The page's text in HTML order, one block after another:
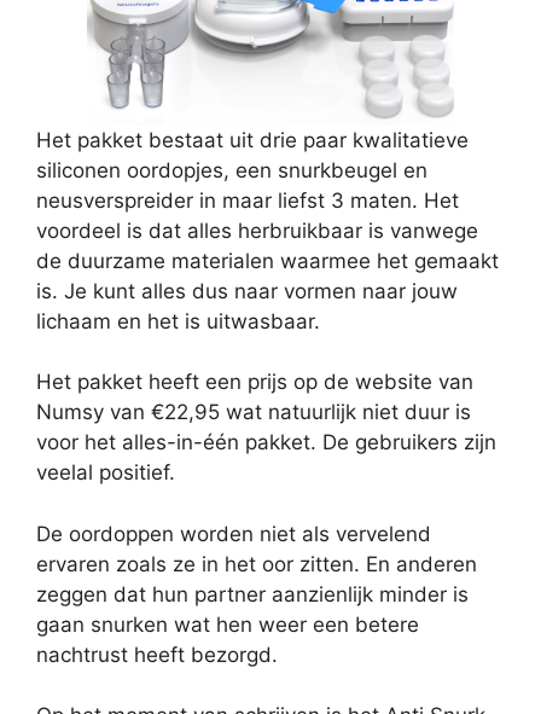
Het pakket bestaat uit drie paar kwalitatieve
siliconen oordopjes, een snurkbeugel en
neusverspreider in maar liefst 3 maten. Het
voordeel is dat alles herbruikbaar is vanwege
de duurzame materialen waarmee het gemaakt
is. Je kunt alles dus naar vormen naar jouw
lichaam en het is uitwasbaar.
Het pakket heeft een prijs op de website van
Numsy van €22,95 wat natuurlijk niet duur is
voor het alles-in-één pakket. De gebruikers zijn
veelal positief.
De oordoppen worden niet als vervelend
ervaren zoals ze in het oor zitten. En anderen
zeggen dat hun partner aanzienlijk minder is
gaan snurken wat hen weer een betere
nachtrust heeft bezorgd.